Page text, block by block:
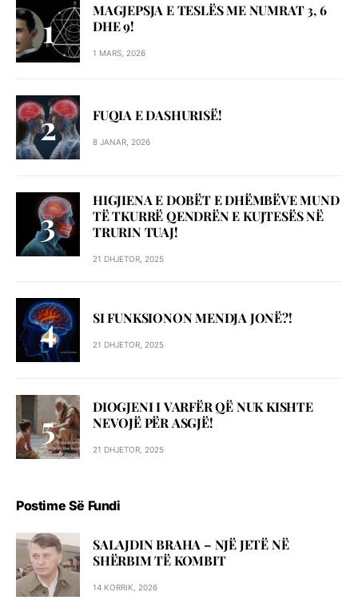
MAGJEPSJA E TESLËS ME NUMRAT 3, 6
DHE 9!
1 MARS, 2026
FUQIA E DASHURISË!
8 JANAR, 2026
HIGJIENA E DOBËT E DHËMBËVE MUND
TË TKURRË QENDRËN E KUJTESËS NË
TRURIN TUAJ!
21 DHJETOR, 2025
SI FUNKSIONON MENDJA JONË?!
21 DHJETOR, 2025
DIOGJENI I VARFËR QË NUK KISHTE
NEVOJË PËR ASGJË!
21 DHJETOR, 2025
Postime Së Fundi
SALAJDIN BRAHA – NJЁ JETЁ NЁ
SHЁRBIM TЁ KOMBIT
14 KORRIK, 2026